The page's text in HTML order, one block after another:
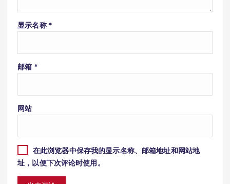
显示名称 *
邮箱 *
网站
在此浏览器中保存我的显示名称、邮箱地址和网站地
址，以便下次评论时使用。